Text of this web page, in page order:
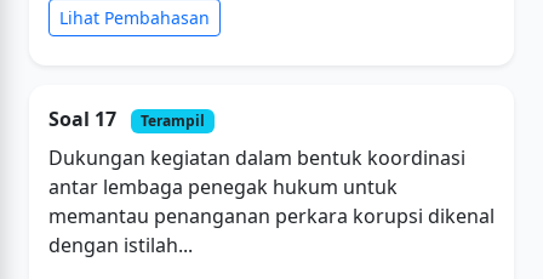
Lihat Pembahasan
Soal 17 Terampil
Dukungan kegiatan dalam bentuk koordinasi
antar lembaga penegak hukum untuk
memantau penanganan perkara korupsi dikenal
dengan istilah...